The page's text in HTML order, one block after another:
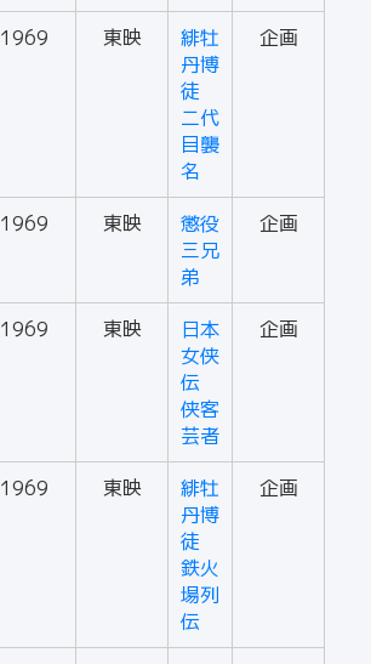
1969 東映
緋牡
丹博
徒
二代
目襲
名
企画
1969 東映
懲役
三兄
弟
企画
1969 東映
日本
女侠
伝
侠客
芸者
企画
1969 東映
緋牡
丹博
徒
鉄火
場列
伝
企画